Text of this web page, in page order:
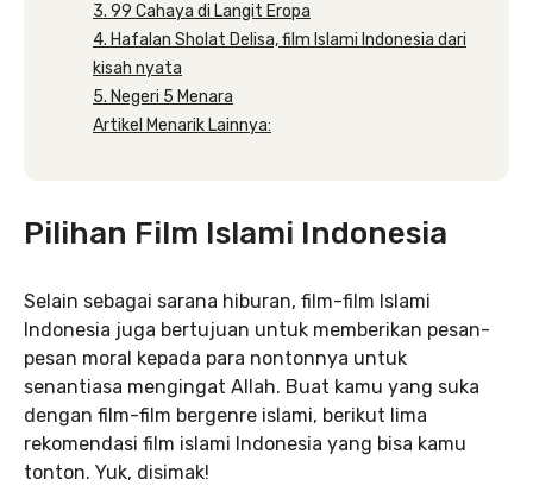
3. 99 Cahaya di Langit Eropa
4. Hafalan Sholat Delisa, film Islami Indonesia dari
kisah nyata
5. Negeri 5 Menara
Artikel Menarik Lainnya:
Pilihan Film Islami Indonesia
Selain sebagai sarana hiburan, film-film Islami
Indonesia juga bertujuan untuk memberikan pesan-
pesan moral kepada para nontonnya untuk
senantiasa mengingat Allah. Buat kamu yang suka
dengan film-film bergenre islami, berikut lima
rekomendasi film islami Indonesia yang bisa kamu
tonton. Yuk, disimak!